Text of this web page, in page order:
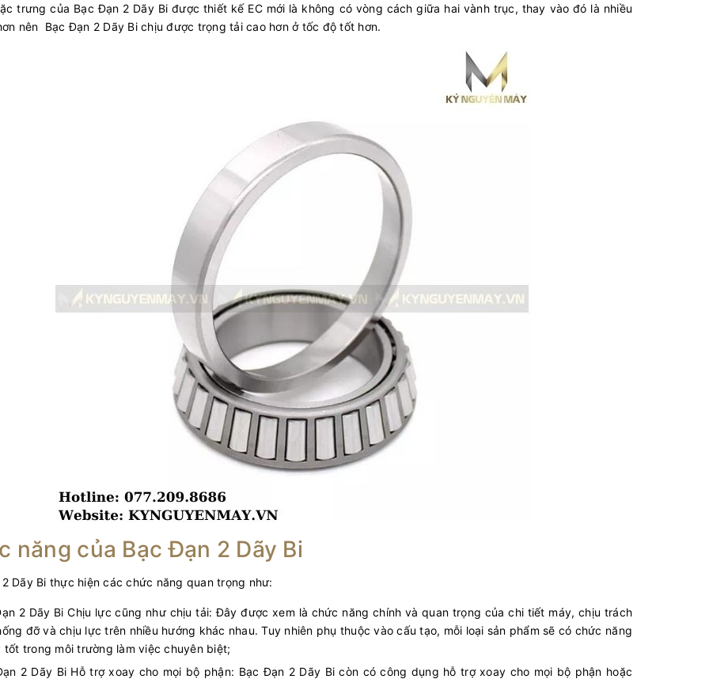
trưng của Bạc Đạn 2 Dãy Bi được thiết kế EC mới là không có vòng cách giữa hai vành trục, thay vào đó là nhiều
nên Bạc Đạn 2 Dãy Bi chịu được trọng tải cao hơn ở tốc độ tốt hơn.
năng của Bạc Đạn 2 Dãy Bi
Dãy Bi thực hiện các chức năng quan trọng như:
2 Dãy Bi Chịu lực cũng như chịu tải: Đây được xem là chức năng chính và quan trọng của chi tiết máy, chịu trách
đỡ và chịu lực trên nhiều hướng khác nhau. Tuy nhiên phụ thuộc vào cấu tạo, mỗi loại sản phẩm sẽ có chức năng
tốt trong môi trường làm việc chuyên biệt;
2 Dãy Bi Hỗ trợ xoay cho mọi bộ phận: Bạc Đạn 2 Dãy Bi còn có công dụng hỗ trợ xoay cho mọi bộ phận hoặc